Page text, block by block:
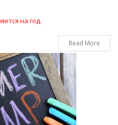
на год.
Read More